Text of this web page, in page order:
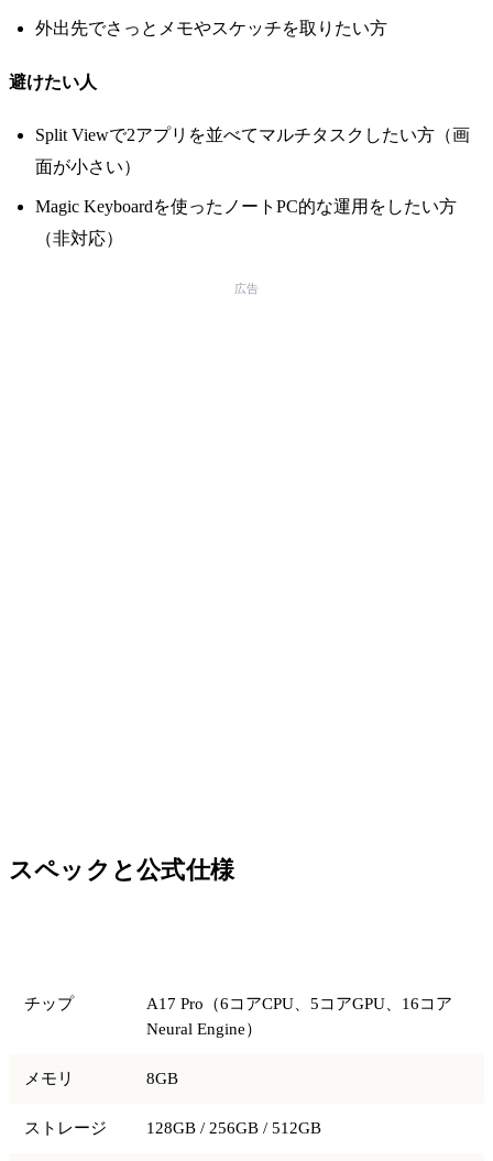
外出先でさっとメモやスケッチを取りたい方
避けたい人
Split Viewで2アプリを並べてマルチタスクしたい方（画
面が小さい）
Magic Keyboardを使ったノートPC的な運用をしたい方
（非対応）
広告
スペックと公式仕様
チップ
A17 Pro（6コアCPU、5コアGPU、16コア
Neural Engine）
メモリ 8GB
ストレージ 128GB / 256GB / 512GB